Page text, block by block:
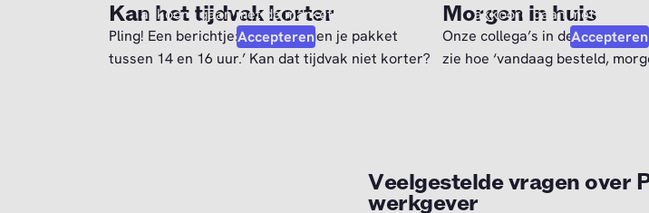
akkoord gaan met de marketing cookies.
Accepteren
Kan het tijdvak korter
Pling! Een berichtje: ‘We bezorgen je pakket
tussen 14 en 16 uur.’ Kan dat tijdvak niet korter?
akkoord gaan met de
Accepteren
Morgen in huis
Onze collega’s in de operatie
zie hoe ‘vandaag besteld,
Veelgestelde vragen over
werkgever